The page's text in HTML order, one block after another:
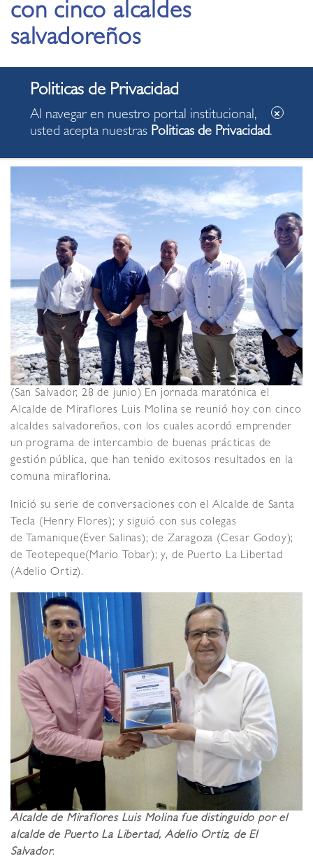
con cinco alcaldes
salvadoreños
28.06.2021
En maratónica jornada de conversaciones orientadas a
la firma de acuerdos de intercambio de experiencias y
(San Salvador, 28 de junio) En jornada maratónica el
Alcalde de Miraflores Luis Molina se reunió hoy con cinco
alcaldes salvadoreños, con los cuales acordó emprender
un programa de intercambio de buenas prácticas de
gestión pública, que han tenido exitosos resultados en la
comuna miraflorina.
Inició su serie de conversaciones con el Alcalde de Santa
Tecla (Henry Flores); y siguió con sus colegas
de Tamanique(Ever Salinas); de Zaragoza (Cesar Godoy);
de Teotepeque(Mario Tobar); y, de Puerto La Libertad
(Adelio Ortiz).
Alcalde de Miraflores Luis Molina fue distinguido por el
alcalde de Puerto La Libertad, Adelio Ortiz, de El
Salvador.
Al navegar en nuestro portal institucional,
usted acepta nuestras Politicas de Privacidad.